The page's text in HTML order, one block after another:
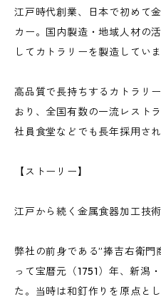
江戸時代創業、日本で初めて
カー。国内製造・地域人材の
してカトラリーを製造していま
高品質で長持ちするカトラリ
おり、全国有数の一流レスト
社員食堂などでも長年採用され
【ストーリー】
江戸から続く金属食器加工技
弊社の前身である”捧吉右衛
って宝暦元（1751）年、新潟
た。当時は和釘作りを原点と